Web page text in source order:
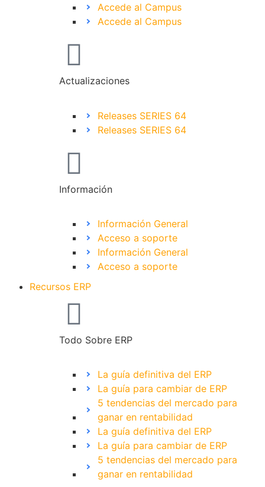
Accede al Campus
Accede al Campus
Actualizaciones
Releases SERIES 64
Releases SERIES 64
Información
Información General
Acceso a soporte
Información General
Acceso a soporte
Recursos ERP
Todo Sobre ERP
La guía definitiva del ERP
La guía para cambiar de ERP
5 tendencias del mercado para
ganar en rentabilidad
La guía definitiva del ERP
La guía para cambiar de ERP
5 tendencias del mercado para
ganar en rentabilidad